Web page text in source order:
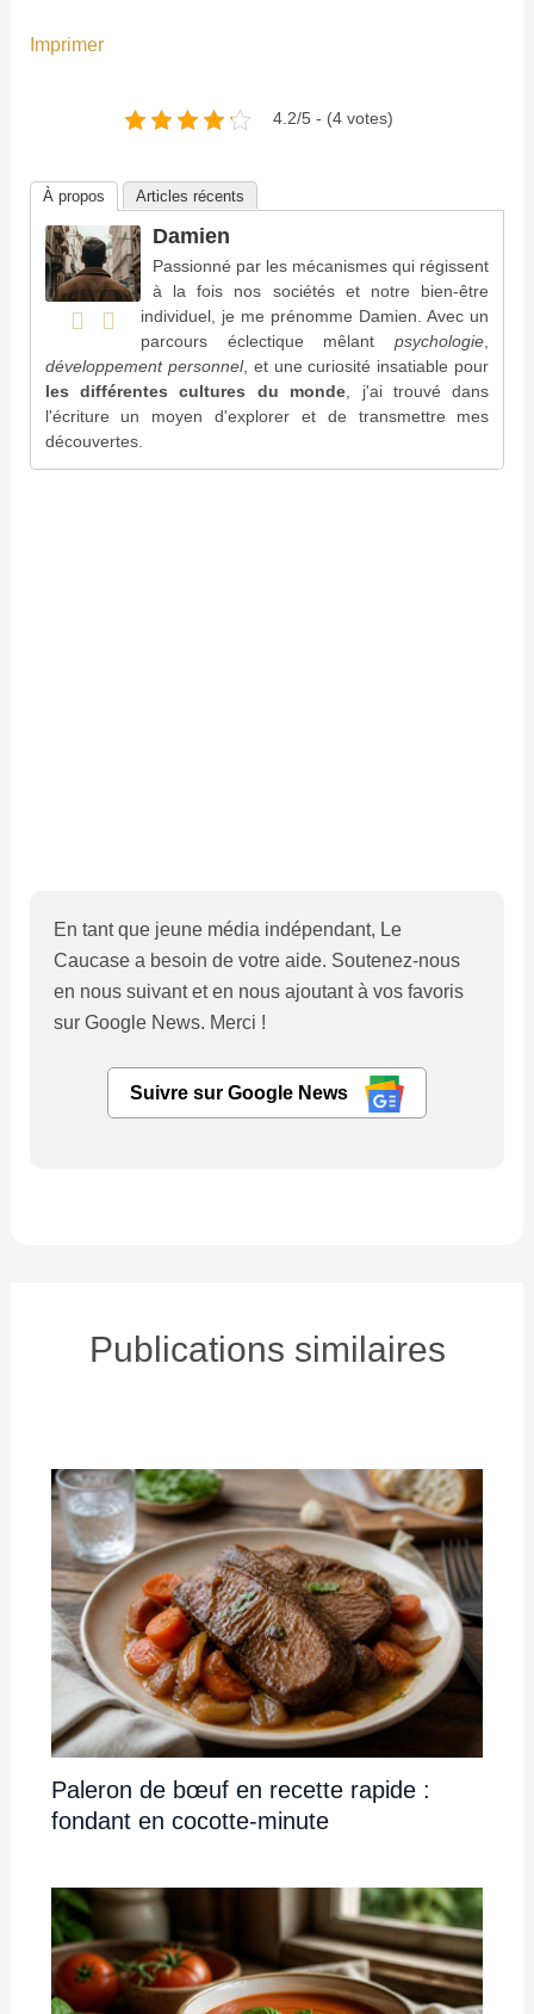
Imprimer
4.2/5 - (4 votes)
À propos Articles récents
Damien
Passionné par les mécanismes qui régissent
à la fois nos sociétés et notre bien-être
individuel, je me prénomme Damien. Avec un
parcours éclectique mêlantpsychologie
développement personnel, et une curiosité insatiable pour
les différentes cultures du monde , j'ai trouvé dans
l'écriture un moyen d'explorer et de transmettre mes
découvertes.
En tant que jeune média indépendant, Le
Caucase a besoin de votre aide. Soutenez-nous
en nous suivant et en nous ajoutant à vos favoris
sur Google News. Merci !
Suivre sur Google News
Publications similaires
Paleron de bœuf en recette rapide :
fondant en cocotte-minute